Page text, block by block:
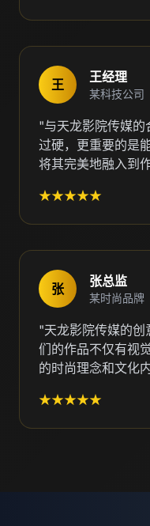
王 王经理
某科技公司
"与天龙影院传媒
过硬，更重要的是
将其完美地融入到
★★★★★
张 张总监
某时尚品牌
"天龙影院传媒的
们的作品不仅有视
的时尚理念和文化
★★★★★